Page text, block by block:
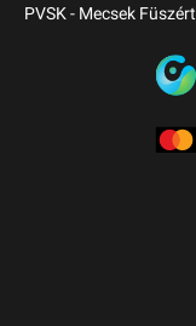
PVSK - Mecsek Füszért